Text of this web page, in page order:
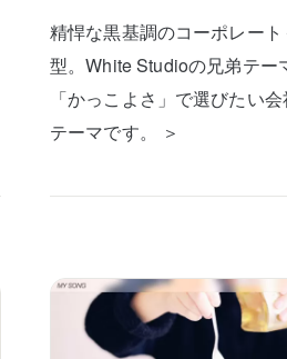
精悍な黒基調のコーポレー
型。White Studioの兄弟テー
「かっこよさ」で選びたい
テーマです。 ＞